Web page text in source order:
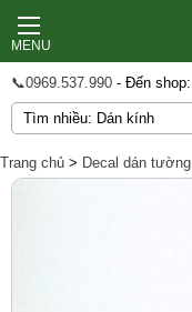
MENU
📞0969.537.990 - Đến shop:
Trang chủ > Decal dán tường